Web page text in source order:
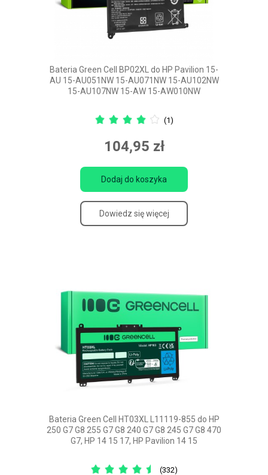
Bateria Green Cell BP02XL do HP Pavilion 15-
AU 15-AU051NW 15-AU071NW 15-AU102NW
15-AU107NW 15-AW 15-AW010NW
(1)
104,95 zł
Dodaj do koszyka
Dowiedz się więcej
Bateria Green Cell HT03XL L11119-855 do HP
250 G7 G8 255 G7 G8 240 G7 G8 245 G7 G8 470
G7, HP 14 15 17, HP Pavilion 14 15
(332)